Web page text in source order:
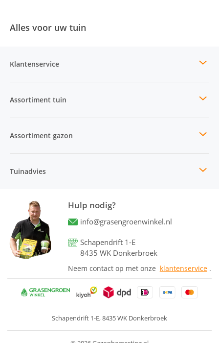
Alles voor uw tuin
Hulp nodig?
Neem contact op met onze klantenservice .
info@grasengroenwinkel.nl
Schapendrift 1-E
8435 WK Donkerbroek
Klantenservice
Assortiment tuin
Assortiment gazon
Tuinadvies
Schapendrift 1-E 8435 WK Donkerbroek